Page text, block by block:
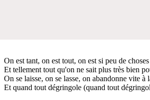
On est tant, on est tout, on est si peu de choses
Et tellement tout qu'on ne sait plus très bien
On se laisse, on se lasse, on abandonne vite à
Et quand tout dégringole (quand tout